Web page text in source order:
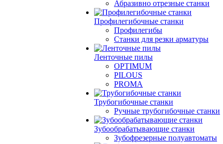
Абразивно отрезные станки
Профилегибочные станки
Профилегибы
Станки для резки арматуры
Ленточные пилы
OPTIMUM
PILOUS
PROMA
Трубогибочные станки
Ручные трубогибочные станки
Зубообрабатывающие станки
Зубофрезерные полуавтоматы